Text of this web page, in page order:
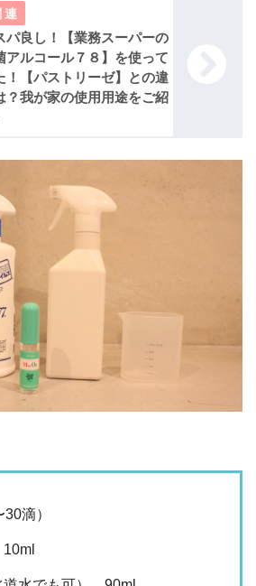
パ良し！【業務スーパーの
アルコール７８】を使って
！【パストリーゼ】との違
？我が家の使用用途をご紹
滴）